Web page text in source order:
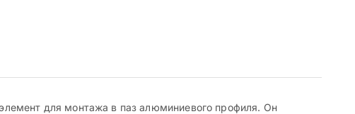
для монтажа в паз алюминиевого профиля. Он